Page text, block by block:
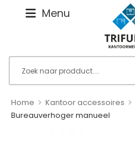
Menu
Home > Kantoor accessoires >
Bureauverhoger manueel